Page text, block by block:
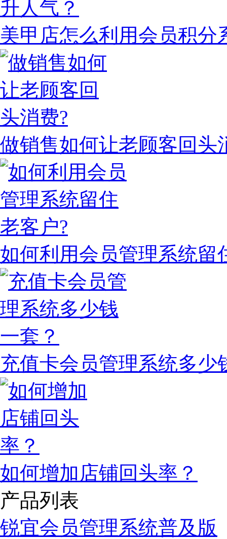
美甲店怎么利用会员积分
做销售如何让老顾客回头
如何利用会员管理系统留
充值卡会员管理系统多少
如何增加店铺回头率？
产品列表
锐宜会员管理系统普及版